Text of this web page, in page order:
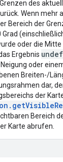
des
Wenn mehr
Bereich der
oder die
Ergebnis
oder
Breiten-/
dar,
der
Bereich
Karte abrufen.